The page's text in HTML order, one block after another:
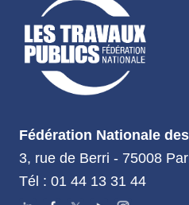
Fédération Nationale
3, rue de Berri - 75008
Tél : 01 44 13 31 44